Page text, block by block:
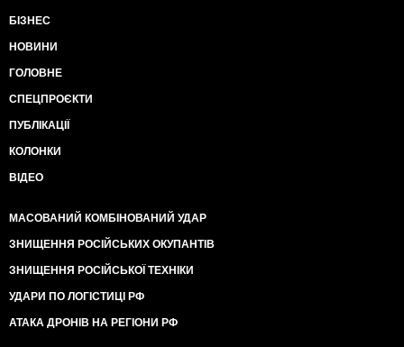
БІЗНЕС
НОВИНИ
ГОЛОВНЕ
СПЕЦПРОЄКТИ
ПУБЛІКАЦІЇ
КОЛОНКИ
ВІДЕО
МАСОВАНИЙ КОМБІНОВАНИЙ УДАР
ЗНИЩЕННЯ РОСІЙСЬКИХ ОКУПАНТІВ
ЗНИЩЕННЯ РОСІЙСЬКОЇ ТЕХНІКИ
УДАРИ ПО ЛОГІСТИЦІ РФ
АТАКА ДРОНІВ НА РЕГІОНИ РФ